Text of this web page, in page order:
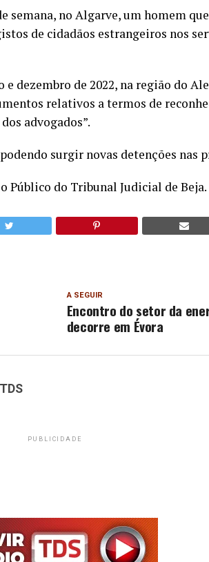
semana, no Algarve, um homem
de cidadãos estrangeiros nos
dezembro de 2022, na região do
relativos a termos de
advogados”.
surgir novas detenções nas
do Tribunal Judicial de Beja.
A SEGUIR
Encontro do setor da
decorre em Évora
PUBLICIDADE